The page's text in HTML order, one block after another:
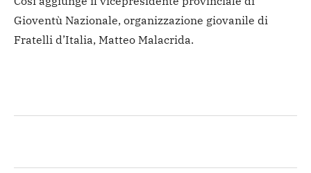
Gioventù Nazionale, organizzazione giovanile di
Fratelli d’Italia, Matteo Malacrida.